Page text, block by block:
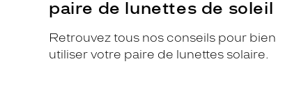
paire de lunettes de soleil
Retrouvez tous nos conseils pour bien
utiliser votre paire de lunettes solaire.